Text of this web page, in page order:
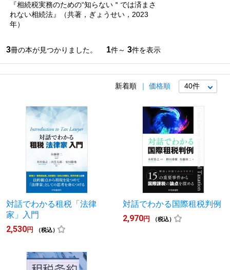
『相続税実務のための“知らない＂では済まさ
れない相続法』（共著，ぎょうせい，2023
年）
3冊の本が見つかりました。 1件～ 3件を表示
新着順 価格順
対話でわかる租税「法律
家」入門
2,530円 （税込）
対話でわかる国際租税判例
2,970円 （税込）